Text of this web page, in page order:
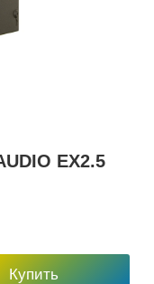
EX2.5
Купить